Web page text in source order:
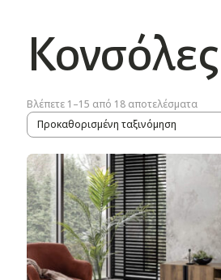
Κονσόλες
Βλέπετε 1–15 από 18 αποτελέσματα